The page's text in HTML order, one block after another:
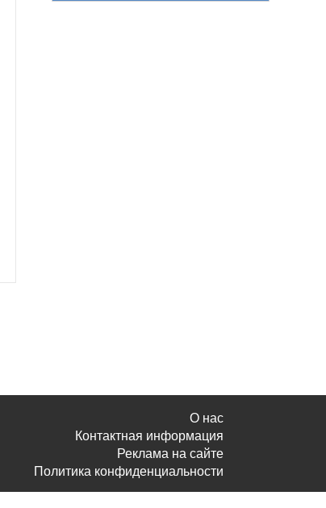
О нас
Контактная информация
Реклама на сайте
Политика конфиденциальности